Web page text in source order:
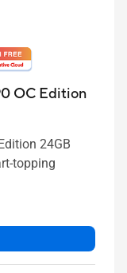
OC Edition
24GB
topping